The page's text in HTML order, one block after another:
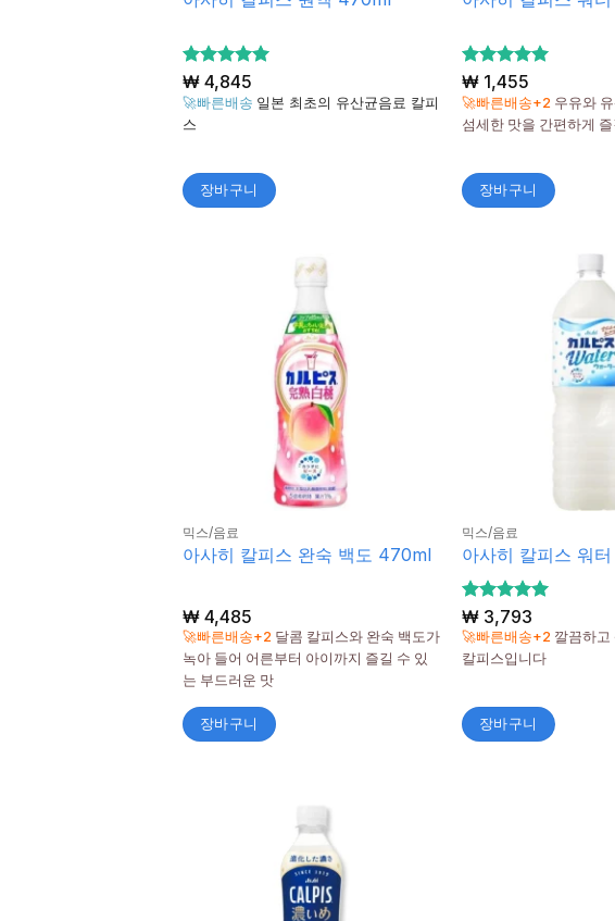
5 중에서
5로 평가
됨
₩4,845
🚀빠른배송 일본 최초의 유산균음료 칼피
스
장바구니
5 중에서
5로 평가
됨
₩1,455
🚀빠른배송+2 우유와
섬세한 맛을 간편하게
장바구니
믹스/음료
아사히 칼피스 완숙 백도 470ml
₩4,485
🚀빠른배송+2달콤 칼피스와 완숙 백도가
녹아 들어 어른부터 아이까지 즐길 수 있
는 부드러운 맛
장바구니
믹스/음료
아사히 칼피스 워
5 중에서
5로 평가
됨
₩3,793
🚀빠른배송+2깔끔하고
칼피스입니다
장바구니